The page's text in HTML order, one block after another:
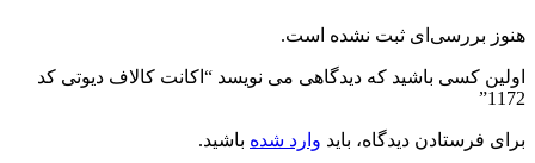
هنوز بررسی‌ای ثبت نشده است.
اولین کسی باشید که دیدگاهی می نویسد “اکانت کالاف دیوتی کد
1172”
برای فرستادن دیدگاه، باید وارد شده باشید.